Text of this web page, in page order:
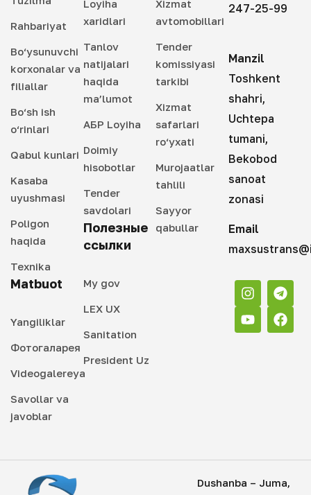
Rahbariyat
Bo‘ysunuvchi
korxonalar va
filiallar
Bo‘sh ish
o‘rinlari
Qabul kunlari
Kasaba
uyushmasi
Poligon
haqida
Texnika
Matbuot
Yangiliklar
Фотогаларея
Videogalereya
Savollar va
javoblar
Loyiha
xaridlari
Tanlov
natijalari
haqida
ma’lumot
АБР Loyiha
Doimiy
hisobotlar
Tender
savdolari
Полезные
ссылки
My gov
LEX UX
Sanitation
President Uz
Xizmat
avtomobillari
Tender
komissiyasi
tarkibi
Xizmat
safarlari
ro‘yxati
Murojaatlar
tahlili
Sayyor
qabullar
247-25-99
Manzil
Toshkent
shahri,
Uchtepa
tumani,
Bekobod
sanoat
zonasi
Email
Dushanba – Juma,